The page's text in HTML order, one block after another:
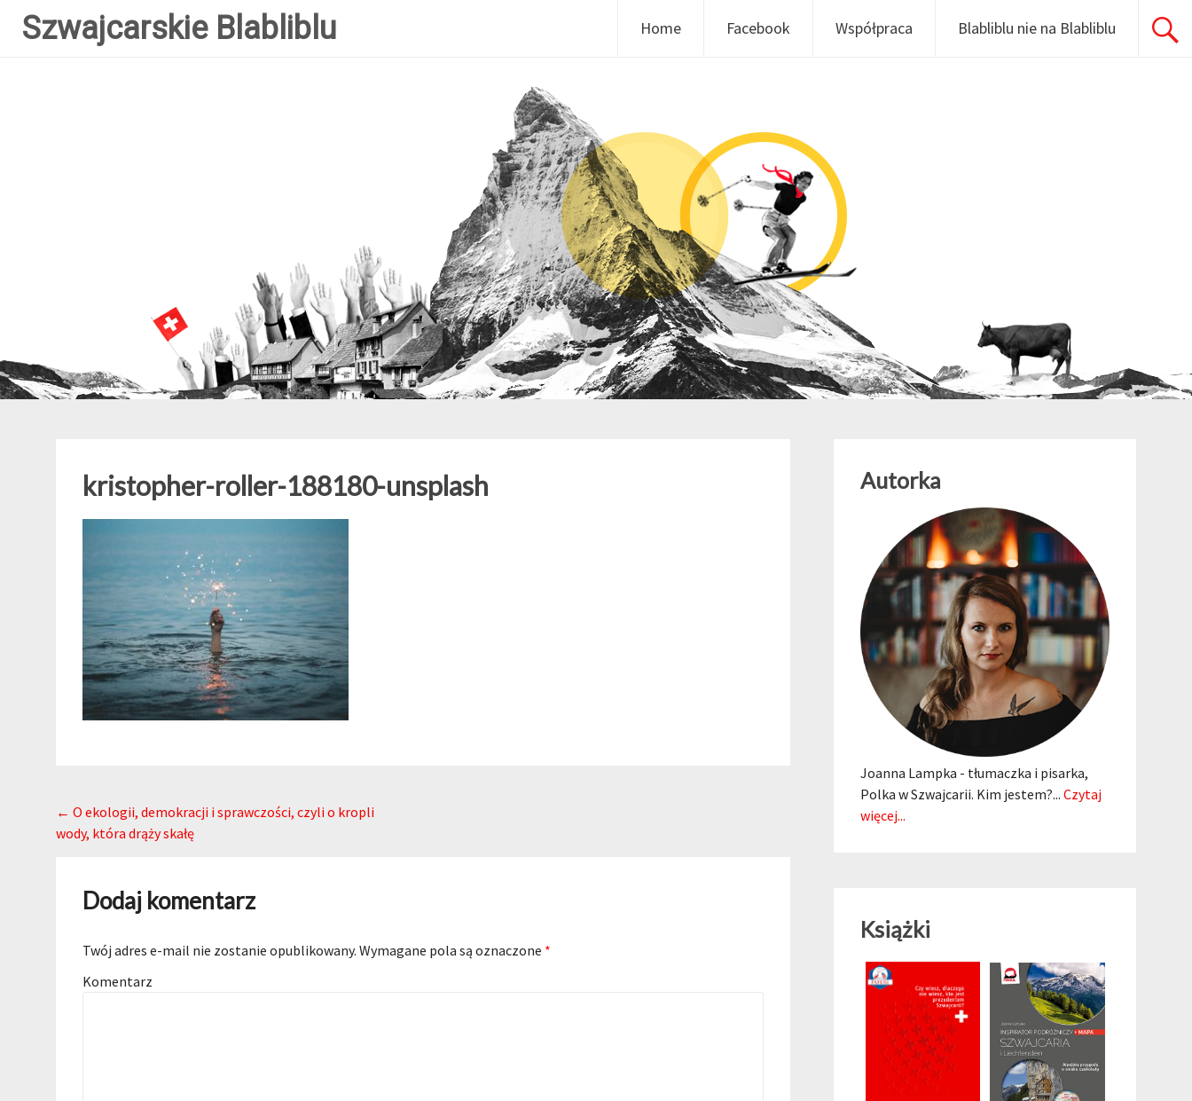
Szwajcarskie Blabliblu Home Facebook Współpraca Blabliblu nie na Blabliblu
kristopher-roller-188180-unsplash
Post navigation
← O ekologii, demokracji i sprawczości, czyli o kropli
wody, która drąży skałę
Dodaj komentarz
Twój adres e-mail nie zostanie opublikowany. Wymagane pola są oznaczone *
Komentarz
Autorka
Joanna Lampka - tłumaczka i pisarka,
Polka w Szwajcarii. Kim jestem?... Czytaj
więcej...
Książki